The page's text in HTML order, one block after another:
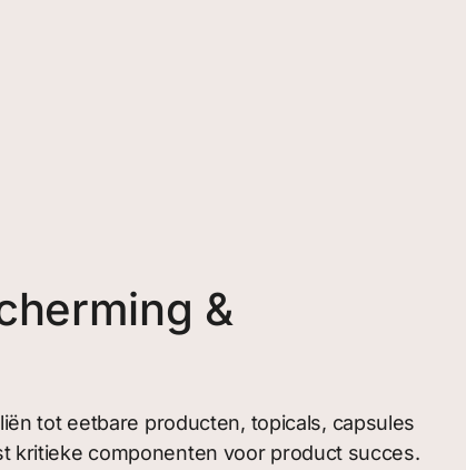
&
tot eetbare producten, topicals, capsules
kritieke componenten voor product succes.